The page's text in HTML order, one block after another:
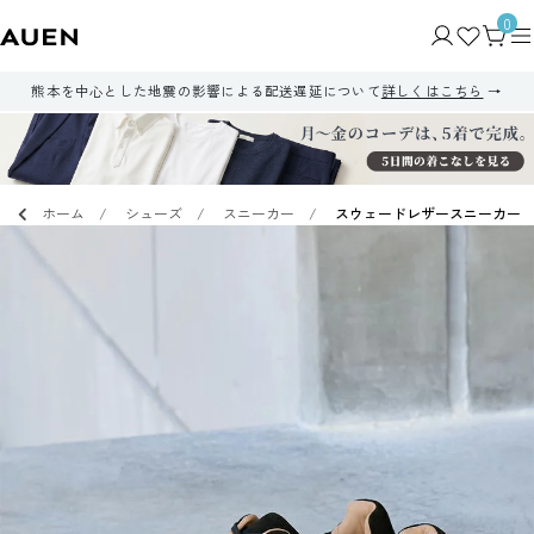
0
熊本を中心とした地震の影響による配送遅延について詳しくはこちら
ホーム シューズ スニーカー スウェードレザースニーカー